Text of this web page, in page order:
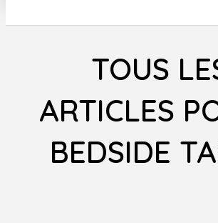
TOUS
ARTICLES
BEDSIDE